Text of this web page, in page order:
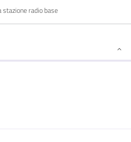
stazione radio base